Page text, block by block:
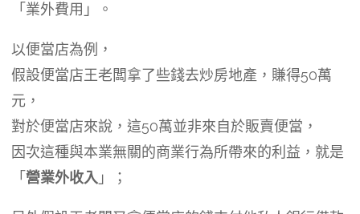
「業外費用」。
以便當店為例，
假設便當店王老闆拿了些錢去炒房地產，賺得50萬
元，
對於便當店來說，這50萬並非來自於販賣便當，
因次這種與本業無關的商業行為所帶來的利益，就是
「 營業外收入 」；